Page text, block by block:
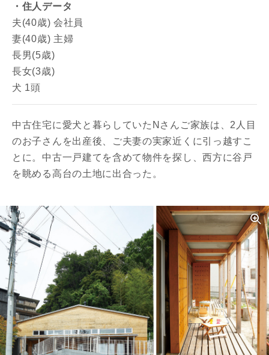
・住人データ
夫(40歳) 会社員
妻(40歳) 主婦
長男(5歳)
長女(3歳)
犬 1頭
中古住宅に愛犬と暮らしていたNさんご家族は、2人目
のお子さんを出産後、ご夫妻の実家近くに引っ越すこ
とに。中古一戸建てを含めて物件を探し、西方に谷戸
を眺める高台の土地に出合った。